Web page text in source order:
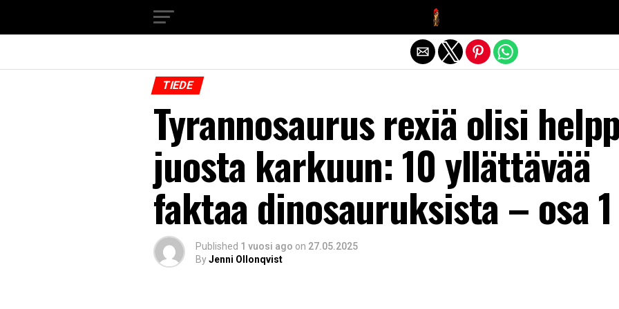
TIEDE
Tyrannosaurus rexiä olisi
juosta karkuun: 10 yllättävää
faktaa dinosauruksista – osa 1
Published 1 vuosi ago on 27.05.2025
ByJenni Ollonqvist
Exit mobile version